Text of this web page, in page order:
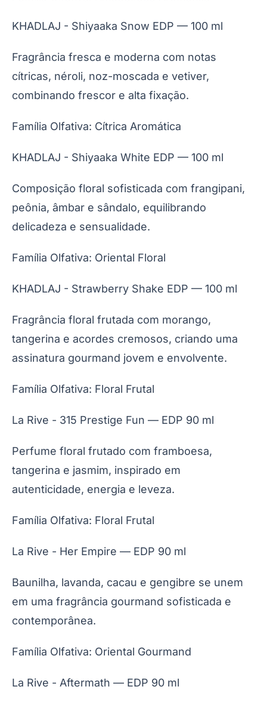
KHADLAJ - Shiyaaka Snow EDP — 100 ml
Fragrância fresca e moderna com notas
cítricas, néroli, noz-moscada e vetiver,
combinando frescor e alta fixação.
Família Olfativa: Cítrica Aromática
KHADLAJ - Shiyaaka White EDP — 100 ml
Composição floral sofisticada com frangipani,
peônia, âmbar e sândalo, equilibrando
delicadeza e sensualidade.
Família Olfativa: Oriental Floral
KHADLAJ - Strawberry Shake EDP — 100 ml
Fragrância floral frutada com morango,
tangerina e acordes cremosos, criando uma
assinatura gourmand jovem e envolvente.
Família Olfativa: Floral Frutal
La Rive - 315 Prestige Fun — EDP 90 ml
Perfume floral frutado com framboesa,
tangerina e jasmim, inspirado em
autenticidade, energia e leveza.
Família Olfativa: Floral Frutal
La Rive - Her Empire — EDP 90 ml
Baunilha, lavanda, cacau e gengibre se unem
em uma fragrância gourmand sofisticada e
contemporânea.
Família Olfativa: Oriental Gourmand
La Rive - Aftermath — EDP 90 ml